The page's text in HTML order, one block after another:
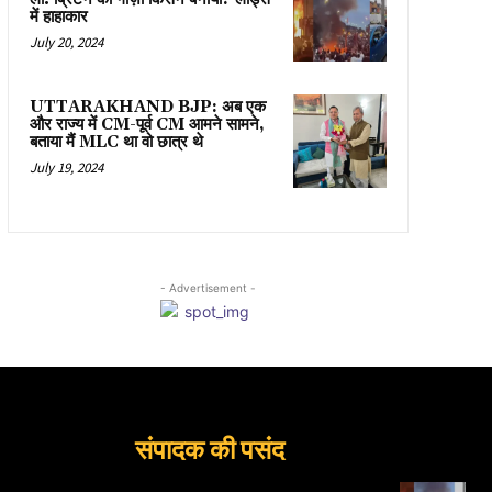
में हाहाकार
July 20, 2024
UTTARAKHAND BJP: अब एक
और राज्य में CM-पूर्व CM आमने सामने,
बताया मैं MLC था वो छात्र थे
July 19, 2024
- Advertisement -
संपादक की पसंद